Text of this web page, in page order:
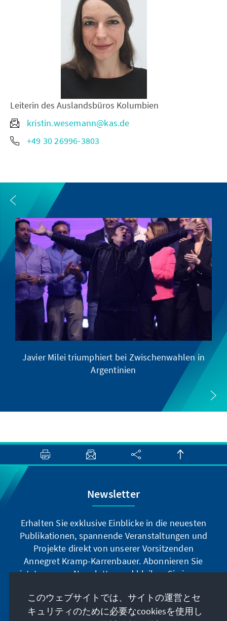
Leiterin des Auslandsbüros Kolumbien
kristin.wesemann@kas.de
+49 30 26996-3803
Javier Milei triumphiert bei Zwischenwahlen in
Argentinien
Newsletter
Erhalten Sie exklusive Einblicke in die neuesten
Publikationen, spannende Veranstaltungen und
Projekte direkt von unserer Vorsitzenden
Annegret Kramp-Karrenbauer. Abonnieren Sie
jetzt unseren Newsletter und bleiben Sie immer
Jetzt abonnieren
このウェブサイトでは、サイトの運営とセ
キュリティのために必要なcookiesを使用し